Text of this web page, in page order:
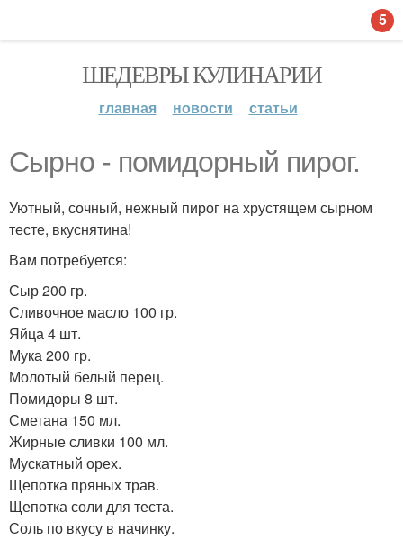
ШЕДЕВРЫ КУЛИНАРИИ
главная новости статьи
Сырно - помидорный пирог.
Уютный, сочный, нежный пирог на хрустящем сырном
тесте, вкуснятина!
Вам потребуется:
Сыр 200 гр.
Сливочное масло 100 гр.
Яйца 4 шт.
Мука 200 гр.
Молотый белый перец.
Помидоры 8 шт.
Сметана 150 мл.
Жирные сливки 100 мл.
Мускатный орех.
Щепотка пряных трав.
Щепотка соли для теста.
Соль по вкусу в начинку.
5